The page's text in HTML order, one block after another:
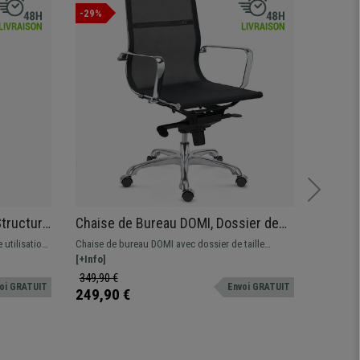
GRATUIT
-29%
Chaise de Bureau DOMI, Dossier de
Taille Intermédiaire, Structure
Métallique Chromée, En Maille, Noir
Chaise de bureau DOMI avec dossier de taille
intermédiaire, structure Métallique Chromée.
Mécanisme basculant avec réglage sur 4 positions
[+Info]
349,90 €
249,90 € Envoi GRATUIT